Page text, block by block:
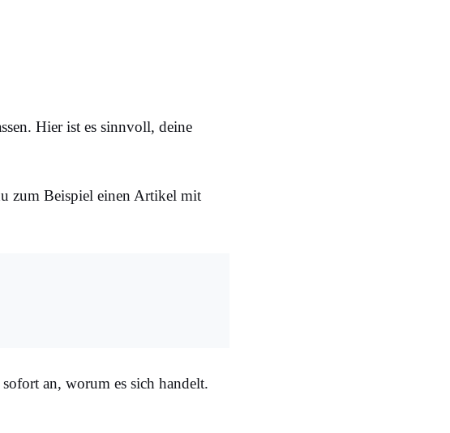
Hier ist es sinnvoll, deine
zum Beispiel einen Artikel mit
an, worum es sich handelt.